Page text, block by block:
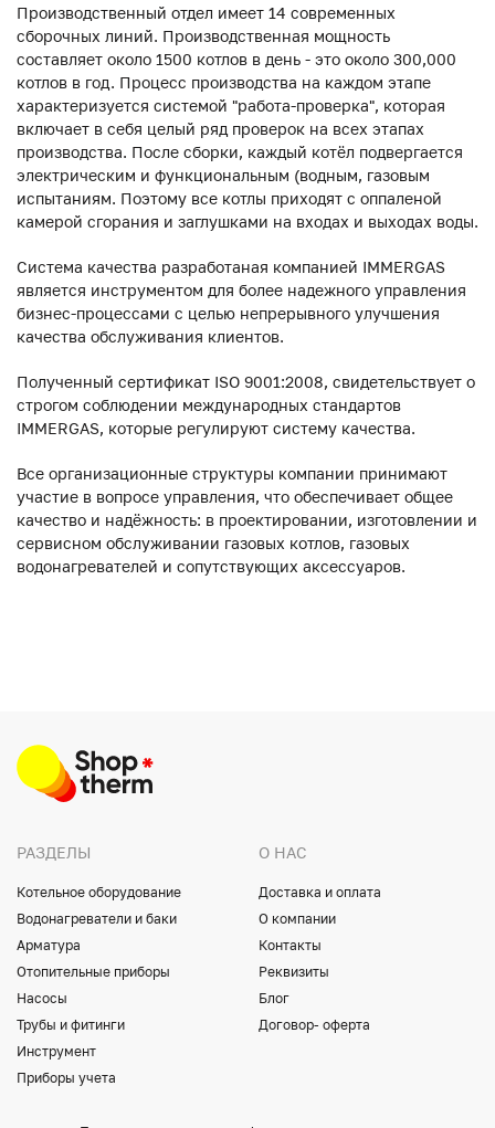
Производственный отдел имеет 14 современных
сборочных линий. Производственная мощность
составляет около 1500 котлов в день - это около 300,000
котлов в год. Процесс производства на каждом этапе
характеризуется системой "работа-проверка", которая
включает в себя целый ряд проверок на всех этапах
производства. После сборки, каждый котёл подвергается
электрическим и функциональным (водным, газовым
испытаниям. Поэтому все котлы приходят с оппаленой
камерой сгорания и заглушками на входах и выходах воды.
Система качества разработаная компанией IMMERGAS
является инструментом для более надежного управления
бизнес-процессами с целью непрерывного улучшения
качества обслуживания клиентов.
Полученный сертификат ISO 9001:2008, свидетельствует о
строгом соблюдении международных стандартов
IMMERGAS, которые регулируют систему качества.
Все организационные структуры компании принимают
участие в вопросе управления, что обеспечивает общее
качество и надёжность: в проектировании, изготовлении и
сервисном обслуживании газовых котлов, газовых
водонагревателей и сопутствующих аксессуаров.
РАЗДЕЛЫ
Котельное оборудование
Водонагреватели и баки
Арматура
Отопительные приборы
Насосы
Трубы и фитинги
Инструмент
Приборы учета
О НАС
Доставка и оплата
О компании
Контакты
Реквизиты
Блог
Договор- оферта